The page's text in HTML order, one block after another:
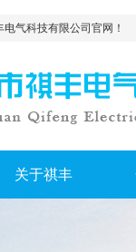
气科技有限公司官网！
关于祺丰